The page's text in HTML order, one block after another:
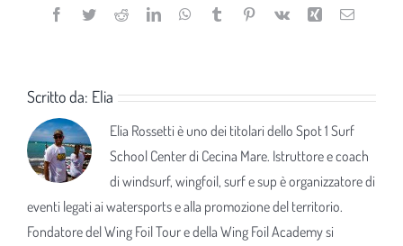
Facebook
TwitterRedditLinkedInWhatsApp
TumblrPinterest
Vk Xing Email
Scritto da: Elia
Elia Rossetti è uno dei titolari dello Spot 1 Surf
School Center di Cecina Mare. Istruttore e coach
di windsurf, wingfoil, surf e sup è organizzatore di
eventi legati ai watersports e alla promozione del territorio.
Fondatore del Wing Foil Tour e della Wing Foil Academy si